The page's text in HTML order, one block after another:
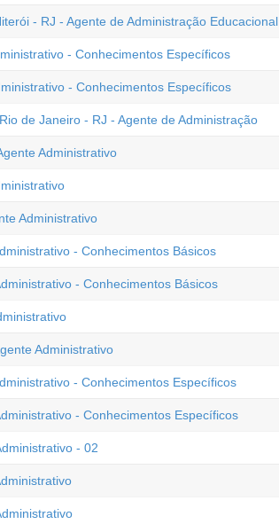
- RJ - Agente de Administração Educacional
- Conhecimentos Específicos
- Conhecimentos Específicos
de Janeiro - RJ - Agente de Administração
Administrativo
Administrativo
- Conhecimentos Básicos
- Conhecimentos Básicos
Administrativo
- Conhecimentos Específicos
- Conhecimentos Específicos
- 02